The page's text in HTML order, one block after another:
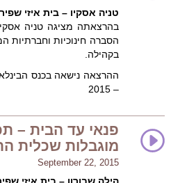
טניה אסקיו – בית איזי
בהרצאתה מציגה טניה
הסברה חינוכיות וחברתיות
בקהילה.
ההרצאה נישאה בכנס
– 2015
פנאי עד הבית –
מוגבלות שכלית
September 22, 2015